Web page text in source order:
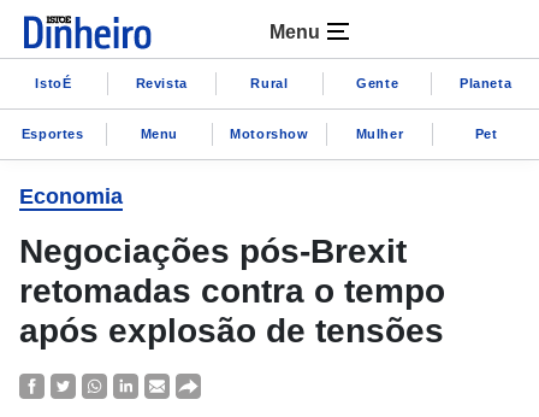
Menu
IstoÉ Revista Rural Gente Planeta
Esportes Menu Motorshow Mulher Pet
Economia
Negociações pós-Brexit
retomadas contra o tempo
após explosão de tensões